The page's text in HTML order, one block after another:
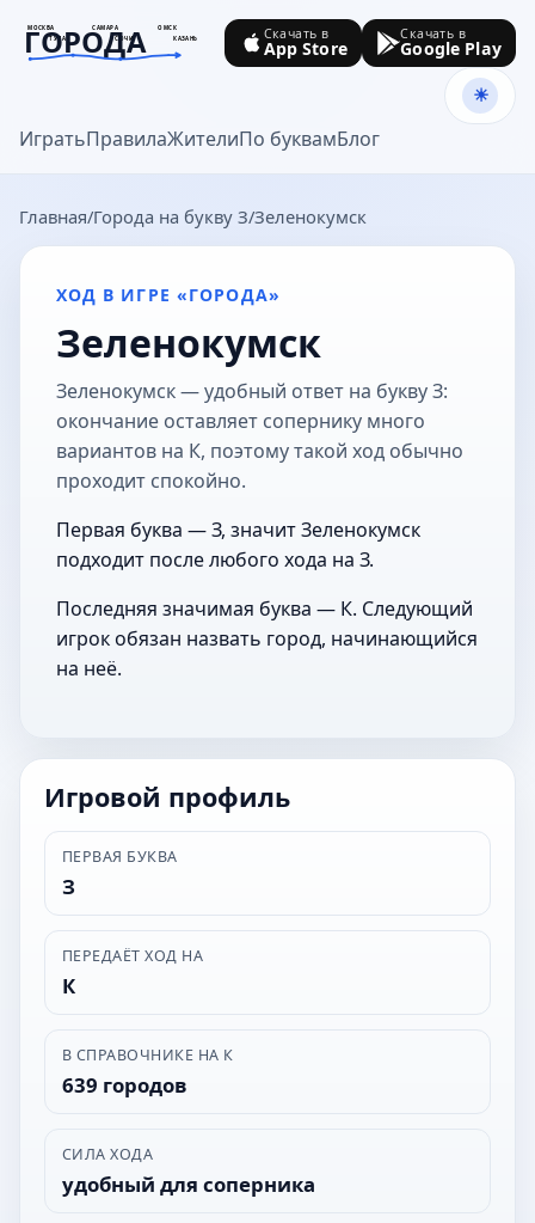
МОСКВА САМАРА
ОМСК
ТУЛА
СОЧИ КАЗАНЬ
ГОРОДА
goroda-na.ru
ИгратьПравилаЖителиПо буквамБлог
Скачать в
App Store
Скачать в
Google Play
Главная Города на букву З Зеленокумск
ХОД В ИГРЕ «ГОРОДА»
Зеленокумск
Зеленокумск — удобный ответ на букву З:
окончание оставляет сопернику много
вариантов на К, поэтому такой ход обычно
проходит спокойно.
Первая буква — З, значит Зеленокумск
подходит после любого хода на З.
Последняя значимая буква — К. Следующий
игрок обязан назвать город, начинающийся
на неё.
Игровой профиль
ПЕРВАЯ БУКВА
З
ПЕРЕДАЁТ ХОД НА
К
В СПРАВОЧНИКЕ НА К
639 городов
СИЛА ХОДА
удобный для соперника